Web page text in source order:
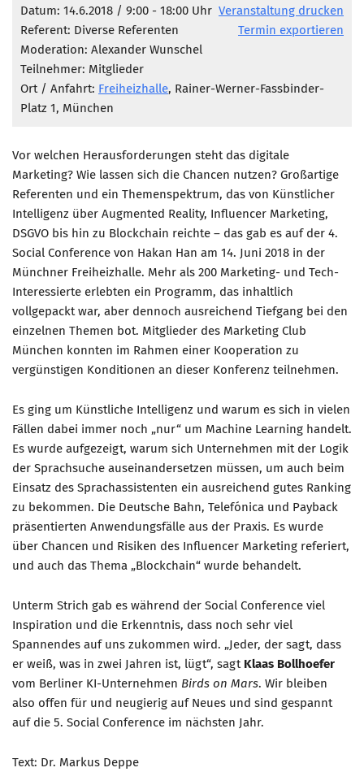
Marketing Pioniere
Arbeitsgruppen
Münchner Marketingpreis
Mentoring
MARKETING PIONIERE
Marketing Pioniere im BVMC
CLUB-KOMMUNIKATION
Clubmagazin
MCM Club TV
MITGLIEDSCHAFT
PODCAST
AKTUELLES
KONTAKT
Veranstaltung drucken
Termin exportieren
Datum: 14.6.2018 / 9:00 - 18:00 Uhr
Referent: Diverse Referenten
Moderation: Alexander Wunschel
Teilnehmer: Mitglieder
Ort / Anfahrt: Freiheizhalle, Rainer-Werner-Fassbinder-
Platz 1, München
Vor welchen Herausforderungen steht das digitale
Marketing? Wie lassen sich die Chancen nutzen? Großartige
Referenten und ein Themenspektrum, das von Künstlicher
Intelligenz über Augmented Reality, Influencer Marketing,
DSGVO bis hin zu Blockchain reichte – das gab es auf der 4.
Social Conference von Hakan Han am 14. Juni 2018 in der
Münchner Freiheizhalle. Mehr als 200 Marketing- und Tech-
Interessierte erlebten ein Programm, das inhaltlich
vollgepackt war, aber dennoch ausreichend Tiefgang bei den
einzelnen Themen bot. Mitglieder des Marketing Club
München konnten im Rahmen einer Kooperation zu
vergünstigen Konditionen an dieser Konferenz teilnehmen.
Es ging um Künstliche Intelligenz und warum es sich in vielen
Fällen dabei immer noch „nur“ um Machine Learning handelt.
Es wurde aufgezeigt, warum sich Unternehmen mit der Logik
der Sprachsuche auseinandersetzen müssen, um auch beim
Einsatz des Sprachassistenten ein ausreichend gutes Ranking
zu bekommen. Die Deutsche Bahn, Telefónica und Payback
präsentierten Anwendungsfälle aus der Praxis. Es wurde
über Chancen und Risiken des Influencer Marketing referiert,
und auch das Thema „Blockchain“ wurde behandelt.
Unterm Strich gab es während der Social Conference viel
Inspiration und die Erkenntnis, dass noch sehr viel
Spannendes auf uns zukommen wird. „Jeder, der sagt, dass
er weiß, was in zwei Jahren ist, lügt“, sagt Klaas Bollhoefer
vom Berliner KI-Unternehmen Birds on Mars. Wir bleiben
also offen für und neugierig auf Neues und sind gespannt
auf die 5. Social Conference im nächsten Jahr.
Text: Dr. Markus Deppe